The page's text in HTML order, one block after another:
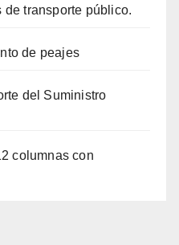
de transporte público.
de peajes
del Suministro
columnas con